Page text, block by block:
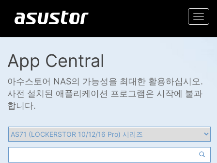
App Central
아수스토어 NAS의 가능성을 최대한 활용하십시오.
사전 설치된 애플리케이션 프로그램은 시작에 불과
합니다.